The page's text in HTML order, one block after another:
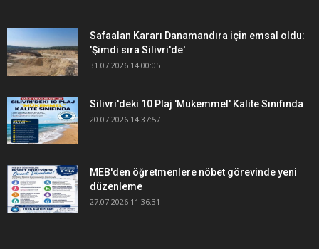
Safaalan Kararı Danamandıra için emsal oldu:
'Şimdi sıra Silivri'de'
31.07.2026 14:00:05
Silivri'deki 10 Plaj 'Mükemmel' Kalite Sınıfında
20.07.2026 14:37:57
MEB'den öğretmenlere nöbet görevinde yeni
düzenleme
27.07.2026 11:36:31